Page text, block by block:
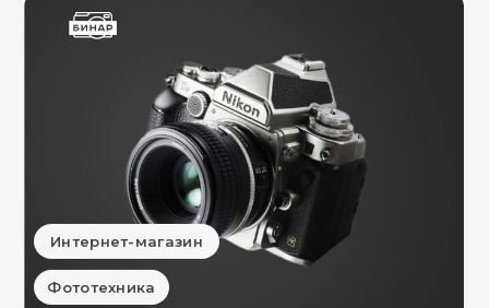
Интернет-магазин
Фототехника